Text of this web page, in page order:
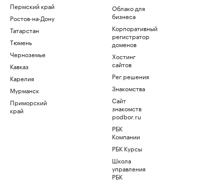
Пермский край
Ростов-на-Дону
Татарстан
Тюмень
Черноземье
Кавказ
Карелия
Мурманск
Приморский
край
Облако для
бизнеса
Корпоративный
регистратор
доменов
Хостинг
сайтов
Рег.решения
Знакомства
Сайт
знакомств
podbor.ru
РБК
Компании
РБК Курсы
Школа
управления
РБК